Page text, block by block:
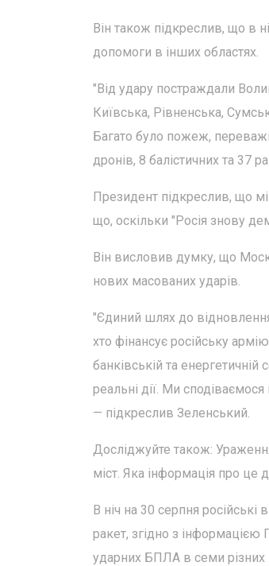
Він також підкреслив, що в
допомоги в інших областях.
"Від удару постраждали
Київська, Рівненська,
Багато було пожеж,
дронів, 8 балістичних та 37
Президент підкреслив, що
що, оскільки "Росія знову
Він висловив думку, що
нових масованих ударів.
"Єдиний шлях до
хто фінансує російську
банківській та
реальні дії. Ми
— підкреслив Зеленський.
Досліджуйте також:
міст. Яка інформація про це
В ніч на 30 серпня російські
ракет, згідно з
ударних БПЛА в семи різних